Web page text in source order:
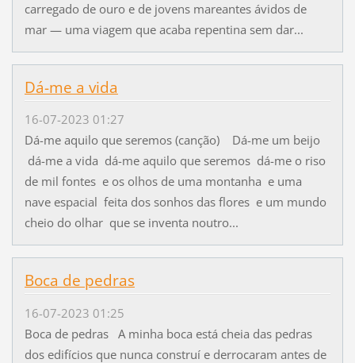
carregado de ouro e de jovens mareantes ávidos de
mar — uma viagem que acaba repentina sem dar...
Dá-me a vida
16-07-2023 01:27
Dá-me aquilo que seremos (canção) Dá-me um beijo
dá-me a vida dá-me aquilo que seremos dá-me o riso
de mil fontes e os olhos de uma montanha e uma
nave espacial feita dos sonhos das flores e um mundo
cheio do olhar que se inventa noutro...
Boca de pedras
16-07-2023 01:25
Boca de pedras A minha boca está cheia das pedras
dos edifícios que nunca construí e derrocaram antes de